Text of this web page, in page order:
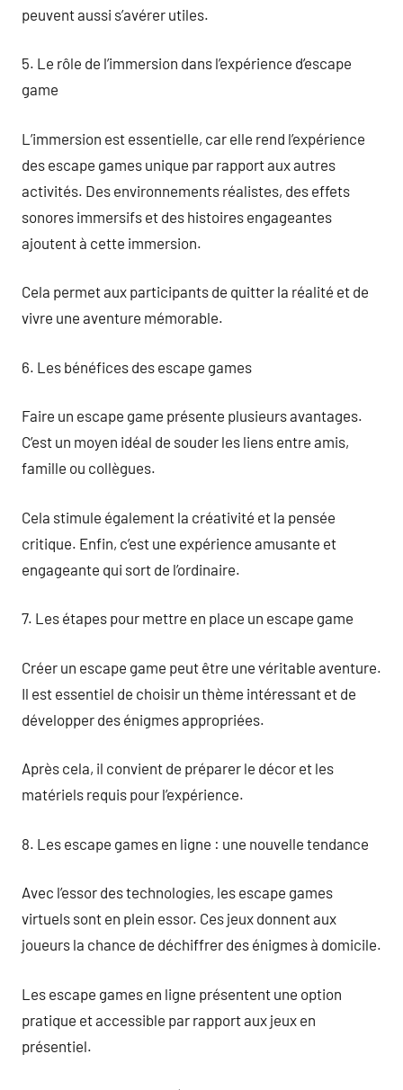
peuvent aussi s’avérer utiles.
5. Le rôle de l’immersion dans l’expérience d’escape
game
L’immersion est essentielle, car elle rend l’expérience
des escape games unique par rapport aux autres
activités. Des environnements réalistes, des effets
sonores immersifs et des histoires engageantes
ajoutent à cette immersion.
Cela permet aux participants de quitter la réalité et de
vivre une aventure mémorable.
6. Les bénéfices des escape games
Faire un escape game présente plusieurs avantages.
C’est un moyen idéal de souder les liens entre amis,
famille ou collègues.
Cela stimule également la créativité et la pensée
critique. Enfin, c’est une expérience amusante et
engageante qui sort de l’ordinaire.
7. Les étapes pour mettre en place un escape game
Créer un escape game peut être une véritable aventure.
Il est essentiel de choisir un thème intéressant et de
développer des énigmes appropriées.
Après cela, il convient de préparer le décor et les
matériels requis pour l’expérience.
8. Les escape games en ligne : une nouvelle tendance
Avec l’essor des technologies, les escape games
virtuels sont en plein essor. Ces jeux donnent aux
joueurs la chance de déchiffrer des énigmes à domicile.
Les escape games en ligne présentent une option
pratique et accessible par rapport aux jeux en
présentiel.